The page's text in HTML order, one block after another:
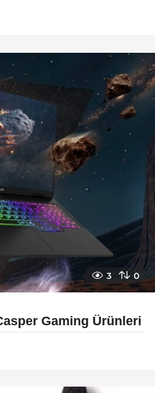
3 0
Gaming Ürünleri